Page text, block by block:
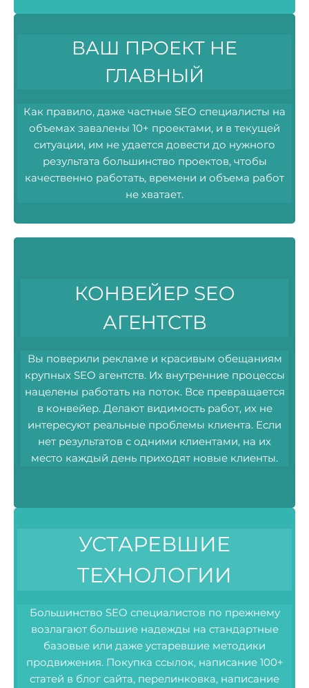
ВАШ ПРОЕКТ НЕ
ГЛАВНЫЙ
Как правило, даже частные SEO специалисты на
объемах завалены 10+ проектами, и в текущей
ситуации, им не удается довести до нужного
результата большинство проектов, чтобы
качественно работать, времени и объема работ
не хватает.
КОНВЕЙЕР SEO
АГЕНТСТВ
Вы поверили рекламе и красивым обещаниям
крупных SEO агентств. Их внутренние процессы
нацелены работать на поток. Все превращается
в конвейер. Делают видимость работ, их не
интересуют реальные проблемы клиента. Если
нет результатов с одними клиентами, на их
место каждый день приходят новые клиенты.
УСТАРЕВШИЕ
ТЕХНОЛОГИИ
Большинство SEO специалистов по прежнему
возлагают большие надежды на стандартные
базовые или даже устаревшие методики
продвижения. Покупка ссылок, написание 100+
статей в блог сайта, перелинковка, написание